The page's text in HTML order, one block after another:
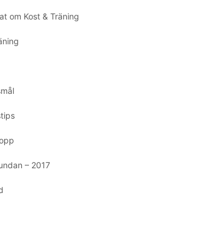
om Kost & Träning
– 2017